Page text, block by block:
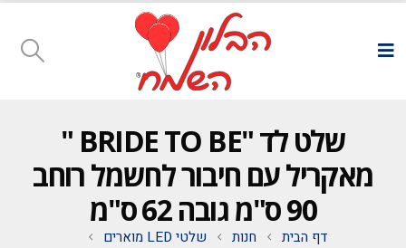
שלט לד "BRIDE TO BE "
מאקריל עם חיבור לחשמל רוחב
90 ס"מ גובה 62 ס"מ
דף הבית חנות שלטי LED מוארים